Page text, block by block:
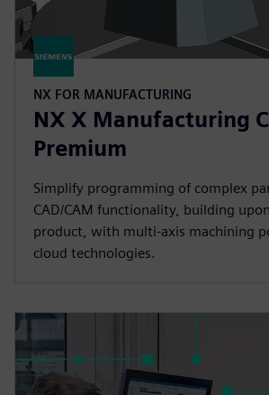
NX FOR MANUFACTURING
NX X Manufacturing
Premium
Simplify programming of complex
CAD/CAM functionality, building
product, with multi-axis machining
cloud technologies.